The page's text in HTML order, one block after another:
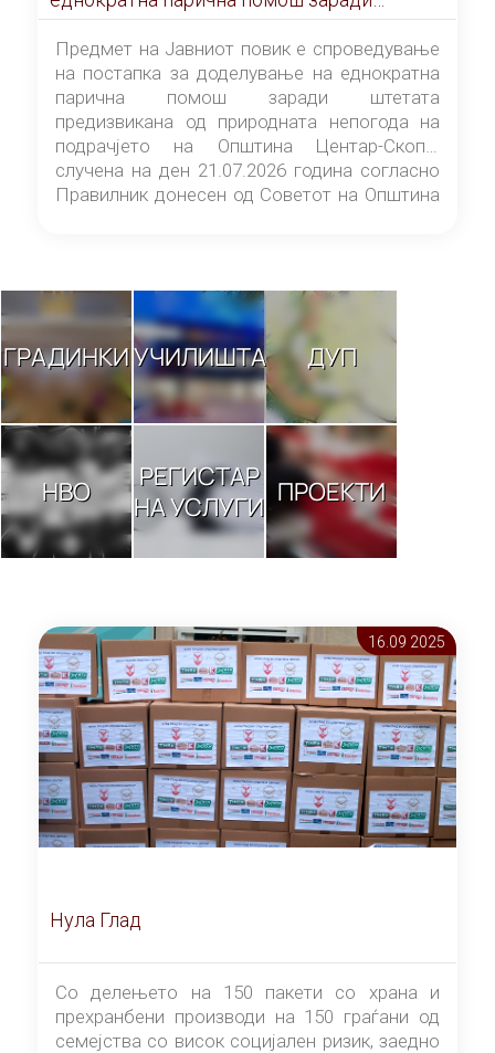
штетата предизвикана од природната
непогода на подрачјето на Општина
Центар-Скопје случена на ден 21.07.2026
година
Предмет на Јавниот повик е спроведување
на постапка за доделување на еднократна
парична помош заради штетата
предизвикана од природната непогода на
подрачјето на Општина Центар-Скопје
случена на ден 21.07.2026 година согласно
Правилник донесен од Советот на Општина
ГРАДИНКИУЧИЛИШТА ДУП
НВО
РЕГИСТАР
НА УСЛУГИ ПРОЕКТИ
16.09 2025
Нула Глад
Со делењето на 150 пакети со храна и
прехранбени производи на 150 граѓани од
семејства со висок социјален ризик, заедно